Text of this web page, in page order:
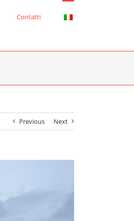
Contatti
Previous Next